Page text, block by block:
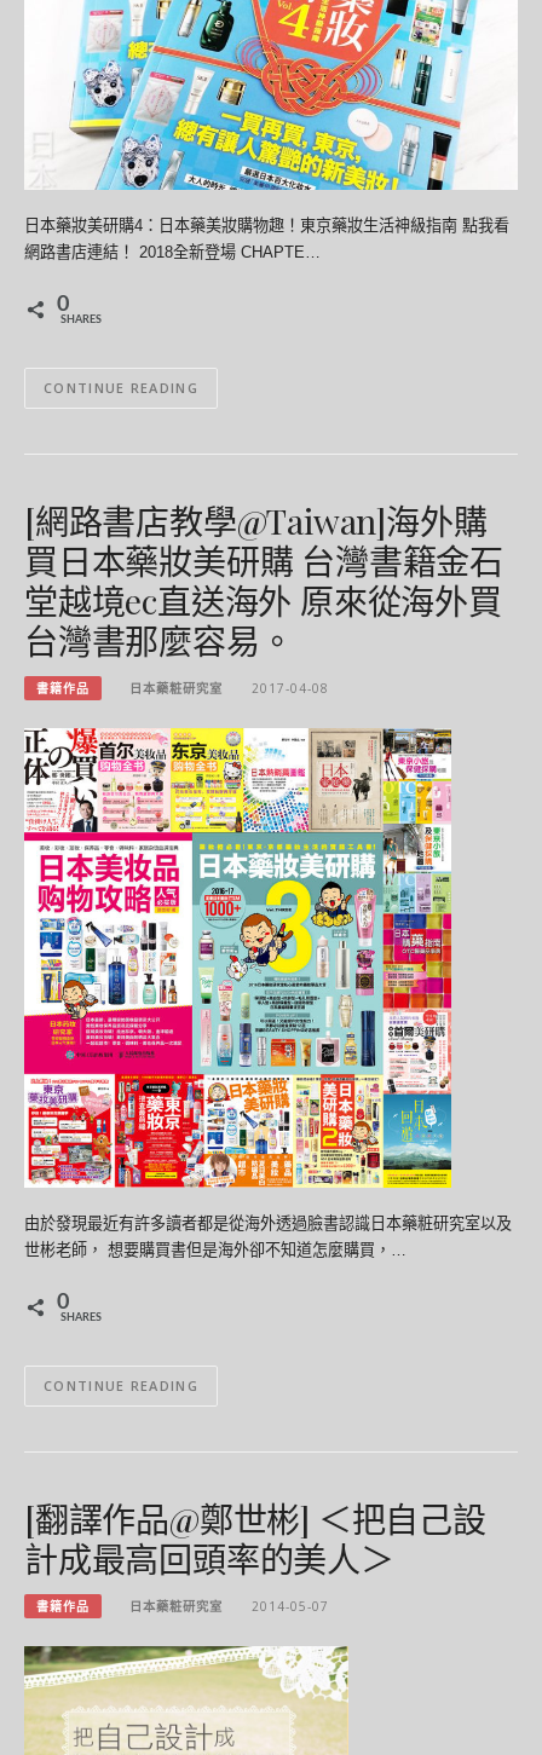
日本藥妝美研購4：日本藥美妝購物趣！東京藥妝生活神級指南 點我看
網路書店連結！ 2018全新登場 CHAPTE…
0
SHARES
CONTINUE READING
[網路書店教學@Taiwan]海外購
買日本藥妝美研購 台灣書籍金石
堂越境ec直送海外 原來從海外買
台灣書那麼容易。
書籍作品 日本藥粧研究室 2017-04-08
由於發現最近有許多讀者都是從海外透過臉書認識日本藥粧研究室以及
世彬老師， 想要購買書但是海外卻不知道怎麼購買，…
0
SHARES
CONTINUE READING
[翻譯作品@鄭世彬] ＜把自己設
計成最高回頭率的美人＞
書籍作品 日本藥粧研究室 2014-05-07